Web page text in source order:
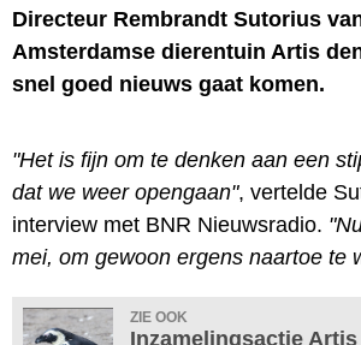
Directeur Rembrandt Sutorius
Amsterdamse dierentuin Artis
snel goed nieuws gaat komen.
"Het is fijn om te denken aan een
dat we weer opengaan", vertelde
interview met BNR Nieuwsradio.
mei, om gewoon ergens naartoe te
ZIE OOK
Inzamelingsactie